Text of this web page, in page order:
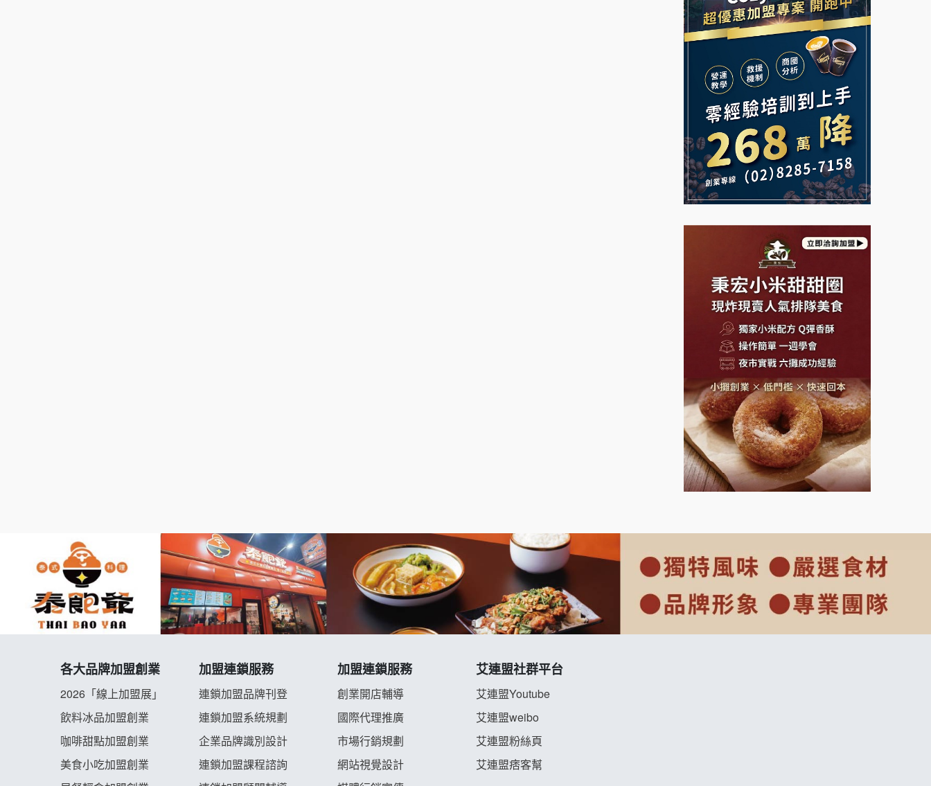
蓁伙烤倆吃加盟說明會
霏等茶加盟說明會
早安山丘加盟說明會
冰封仙果加盟說明會
Ramble Café 漫步藍咖啡加盟
說明會
微風亭鐵板燒加盟說明會
鮮茶道加盟說明會
【曉妍美妝】誠徵行政櫃檯
自助洗衣店誠徵代洗收送人員
(台中市)
MUSHEN徵SPA美容芳療師
日十。早午食加盟說明會
拾鑶火鍋加盟說明會
拾鑶火鍋加盟說明會
阿性情趣無人販售所加盟明會
龍涎居好湯加盟說明會
舒油頭加盟說明會
韓金量加盟說明會
義氣豐發雞加盟說明會
Mr.Wish加盟說明會
白鬍泡泡 BOHO POPO加盟說
明會
雞咕雞咕加盟說明會
TEA TOP加盟說明會
珍好味臭臭鍋加盟說明會
藍象廷泰式火鍋加盟說明會
日十。早午食加盟說明會
上宇林加盟說明會
手作功夫茶加盟說明會
SHARE TEA歇腳亭加盟說明會
各大品牌加盟創業
2026「線上加盟展」
飲料冰品加盟創業
咖啡甜點加盟創業
美食小吃加盟創業
加盟連鎖服務
連鎖加盟品牌刊登
連鎖加盟系統規劃
企業品牌識別設計
連鎖加盟課程諮詢
加盟連鎖服務
創業開店輔導
國際代理推廣
市場行銷規劃
網站視覺設計
艾連盟社群平台
艾連盟Youtube
艾連盟weibo
艾連盟粉絲頁
艾連盟痞客幫